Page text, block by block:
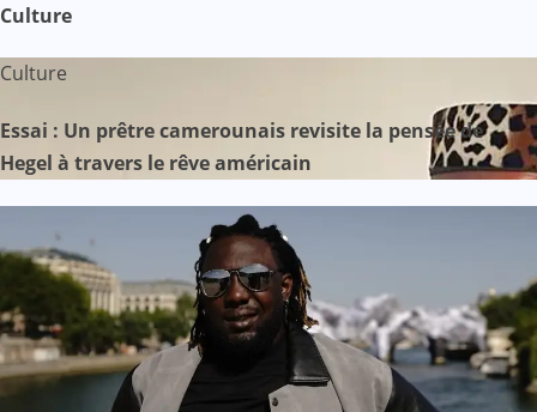
Culture
Culture
Essai : Un prêtre camerounais revisite la pensée de
Hegel à travers le rêve américain